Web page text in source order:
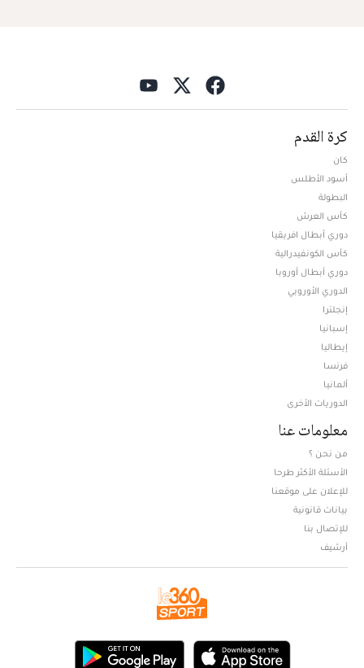
كرة القدم
كان
أسود الأطلس
البطولة
كأس العرش
دوري أبطال افريقيا
كأس الكونفيدرالية
دوري أبطال أوروبا
الدوري الأوروبي
إنجلترا
إسبانيا
إيطاليا
فرنسا
ألمانيا
الدوريات الأخرى
معلومات عنا
من نحن ؟
الأسئلة الأكثر طرحا
للإعلان على موقعنا
بيانات قانونية
للإتصال بنا
أرشيف